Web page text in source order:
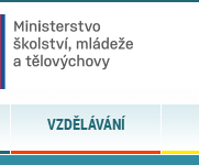
VZDĚLÁVÁNÍ